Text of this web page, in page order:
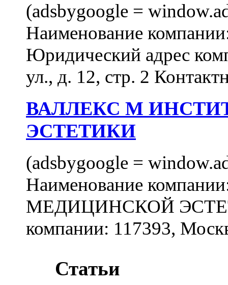
(adsbygoogle =
Наименование
Юридический адрес
ул., д. 12, стр. 2
ВАЛЛЕКС М
ЭСТЕТИКИ
(adsbygoogle =
Наименование
МЕДИЦИНСКОЙ
компании: 117393,
Статьи